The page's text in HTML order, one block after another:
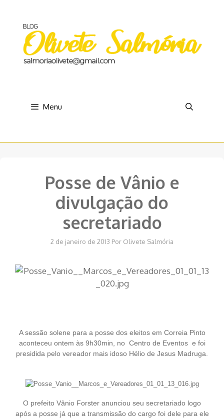
conteúdo
Menu
Posse de Vânio e
divulgação do
secretariado
2 de janeiro de 2013 Por Olivete Salmória
A sessão solene para a posse dos eleitos em Correia Pinto
aconteceu ontem às 9h30min, no Centro de Eventos e foi
presidida pelo vereador mais idoso Hélio de Jesus Madruga.
O prefeito Vânio Forster anunciou seu secretariado logo
após a posse já que a transmissão do cargo foi dele para ele